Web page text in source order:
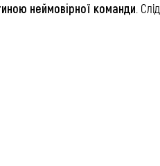
неймовірної команди.